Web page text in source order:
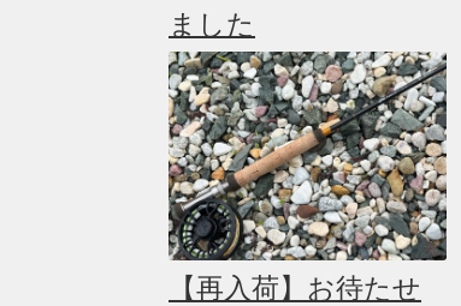
ました
【再入荷】お待たせ